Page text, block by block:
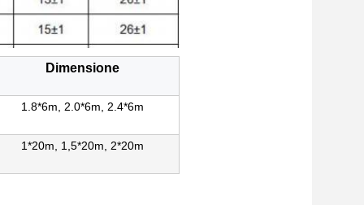
Dimensione
1.8*6m, 2.0*6m, 2.4*6m
1*20m, 1,5*20m, 2*20m